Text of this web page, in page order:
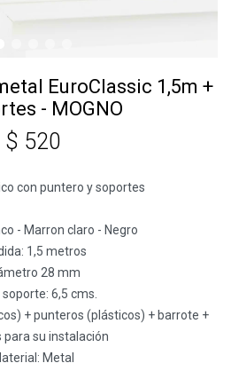
EuroClassic 1,5m +
- MOGNO
$ 520
con puntero y soportes
- Marron claro - Negro
1,5 metros
28 mm
soporte: 6,5 cms.
+ punteros (plásticos) + barrote +
para su instalación
Metal